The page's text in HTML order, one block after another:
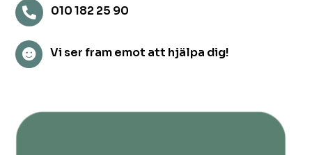
 010 182 25 90
 Vi ser fram emot att hjälpa dig!